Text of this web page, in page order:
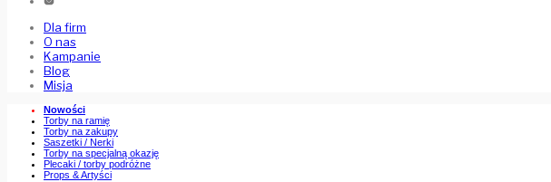
Dla firm
O nas
Kampanie
Blog
Misja
Nowości
Torby na ramię
Torby na zakupy
Saszetki / Nerki
Torby na specjalną okazję
Plecaki / torby podróżne
Props & Artyści